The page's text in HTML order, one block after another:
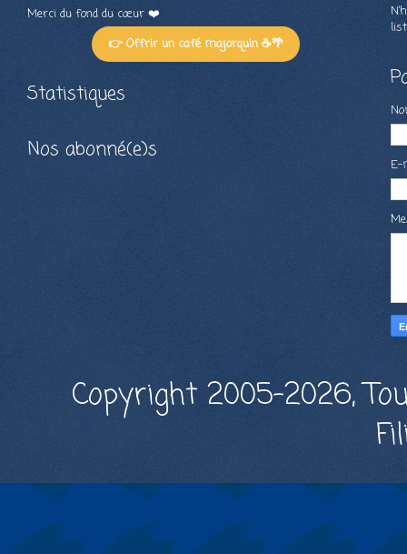
Merci du fond du cœur ❤️
👉 Offrir un café majorquin ☕🌴
Statistiques
Nos abonné(e)s
Copyright 2005-2026,